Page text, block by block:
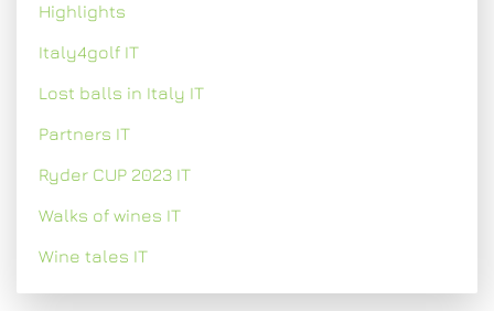
Highlights
Italy4golf IT
Lost balls in Italy IT
Partners IT
Ryder CUP 2023 IT
Walks of wines IT
Wine tales IT